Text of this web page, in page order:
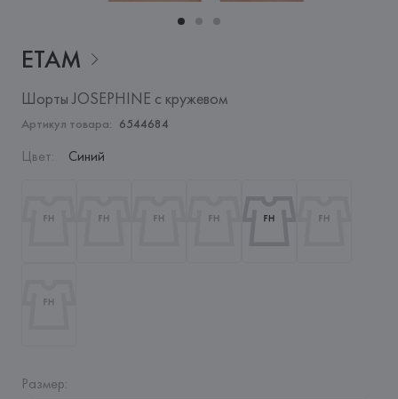
ETAM
Шорты JOSEPHINE с кружевом
Артикул товара: 6544684
Цвет: Синий
Размер: